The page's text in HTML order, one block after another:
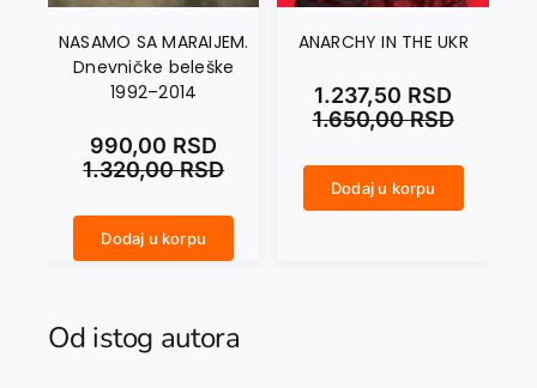
NASAMO SA MARAIJEM.
Dnevničke beleške
1992–2014
1.320,00RSD
990,00 RSD
Dodaj u korpu
ANARCHY IN THE UKR
1.650,00RSD
1.237,50 RSD
Dodaj u korpu
Od istog autora